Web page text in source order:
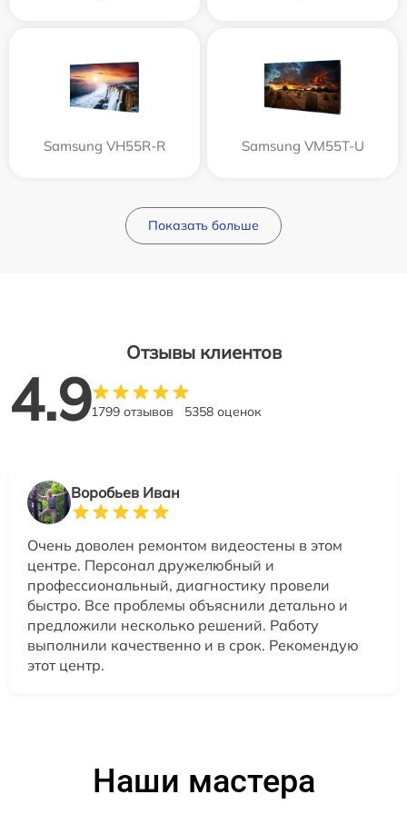
Samsung VH55R-R Samsung VM55T-U
Показать больше
Отзывы клиентов
4.91799 отзывов 5358 оценок
Воробьев Иван
Очень доволен ремонтом видеостены в этом
центре. Персонал дружелюбный и
профессиональный, диагностику провели
быстро. Все проблемы объяснили детально и
предложили несколько решений. Работу
выполнили качественно и в срок. Рекомендую
этот центр.
Наши мастера